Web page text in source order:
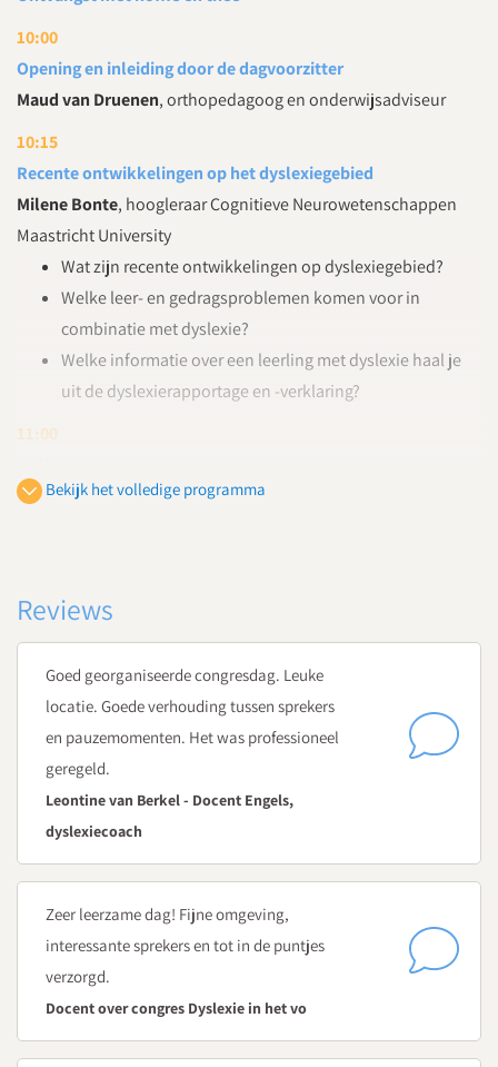
10:00
Opening en inleiding door de dagvoorzitter
Maud van Druenen, orthopedagoog en onderwijsadviseur
10:15
Recente ontwikkelingen op het dyslexiegebied
Milene Bonte, hoogleraar Cognitieve Neurowetenschappen
Maastricht University
Wat zijn recente ontwikkelingen op dyslexiegebied?
Welke leer- en gedragsproblemen komen voor in
combinatie met dyslexie?
Welke informatie over een leerling met dyslexie haal je
uit de dyslexierapportage en -verklaring?
11:00
11:15
Hoe signaleer je leerlingen met dyslexie?
12:00
Good practice
Heleen de Wever
teacher Vathorst College
Heleen is dyslexiecoach op haar op school. Zij vertelt hoe het
signaleren bij haar op school wordt aangepakt. Zij deelt haar
do’s en don’ts.
Bekijk het volledige programma
Reviews
Goed georganiseerde congresdag. Leuke
locatie. Goede verhouding tussen sprekers
en pauzemomenten. Het was professioneel
geregeld.
Leontine van Berkel - Docent Engels,
dyslexiecoach
Zeer leerzame dag! Fijne omgeving,
interessante sprekers en tot in de puntjes
verzorgd.
Docent over congres Dyslexie in het vo